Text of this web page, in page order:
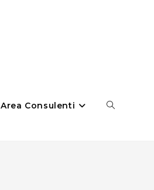
Area Consulenti